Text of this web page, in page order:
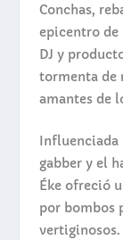
Conchas,
epicentro de
DJ y
tormenta de
amantes de
Influenciada
gabber y el
Éke ofreció
por bombos
vertiginosos.